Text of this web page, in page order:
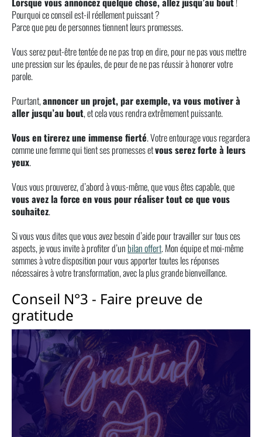
Pourquoi ce conseil est-il réellement puissant ?
Parce que peu de personnes tiennent leurs promesses.
Vous serez peut-être tentée de ne pas trop en dire, pour ne pas vous mettre
une pression sur les épaules, de peur de ne pas réussir à honorer votre
parole.
Pourtant,annoncer un projet, par exemple, va vous motiver à
aller jusqu’au bout, et cela vous rendra extrêmement puissante.
Vous en tirerez une immense fierté. Votre entourage vous regardera
comme une femme qui tient ses promesses etvous serez forte à leurs
yeux.
Vous vous prouverez, d’abord à vous-même, que vous êtes capable, que
vous avez la force en vous pour réaliser tout ce que vous
souhaitez.
Si vous vous dites que vous avez besoin d’aide pour travailler sur tous ces
aspects, je vous invite à profiter d’un bilan offert. Mon équipe et moi-même
sommes à votre disposition pour vous apporter toutes les réponses
nécessaires à votre transformation, avec la plus grande bienveillance.
Conseil N°3 - Faire preuve de
gratitude